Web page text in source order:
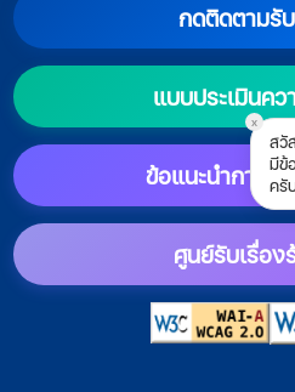
x
สวั
มีข้
ครั
กดติดตามรั
แบบประเมินค
ข้อแนะนำการตั้
ศูนย์รับเรื่อง